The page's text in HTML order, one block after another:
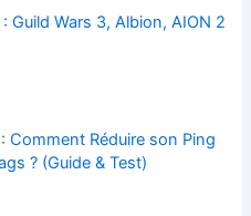
Guild Wars 3, Albion, AION 2
Comment Réduire son Ping
? (Guide & Test)